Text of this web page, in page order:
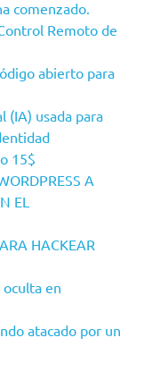
comenzado.
Remoto de
abierto para
(IA) usada para
15$
A
EL
HACKEAR
en
atacado por un